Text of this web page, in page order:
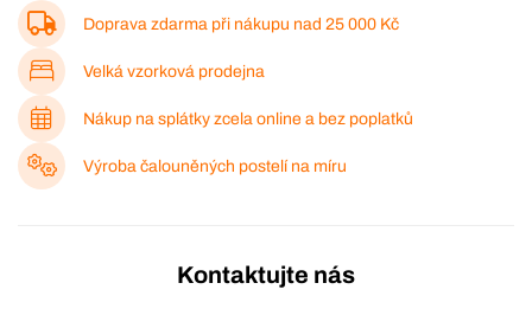
Doprava zdarma při nákupu nad 25 000 Kč
Velká vzorková prodejna
Nákup na splátky zcela online a bez poplatků
Výroba čalouněných postelí na míru
Kontaktujte nás